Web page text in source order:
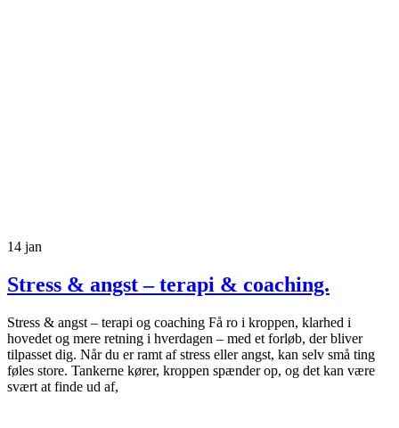
14 jan
Stress & angst – terapi & coaching.
Stress & angst – terapi og coaching Få ro i kroppen, klarhed i
hovedet og mere retning i hverdagen – med et forløb, der bliver
tilpasset dig. Når du er ramt af stress eller angst, kan selv små ting
føles store. Tankerne kører, kroppen spænder op, og det kan være
svært at finde ud af,